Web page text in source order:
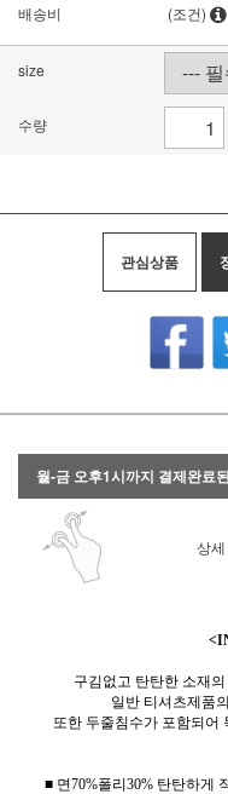
배송비
(조건)
size
수량
관심상품
월-금 오후1시까지 결제완료
상
구김없고 탄탄한 소재
일반 티셔츠제품
또한 두줄침수가 포함되어
■ 면70%폴리30% 탄탄하게